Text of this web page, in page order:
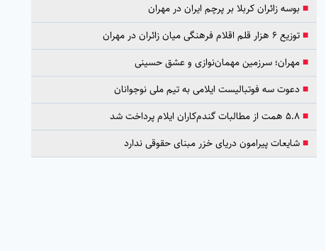
■بوسه زائران کربلا بر پرچم ایران در مهران
■توزیع ۶ هزار قلم اقلام فرهنگی میان زائران در مهران
■مهران؛ سرزمین مهمان‌نوازی و عشق حسینی
■دعوت سه فوتبالیست ایلامی به تیم ملی نوجوانان
■۵.۸ همت از مطالبات گندم‌کاران ایلام پرداخت شد
■شایعات پیرامون دریای خزر مبنای حقوقی ندارد